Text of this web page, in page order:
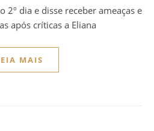
após críticas a Eliana
MAIS